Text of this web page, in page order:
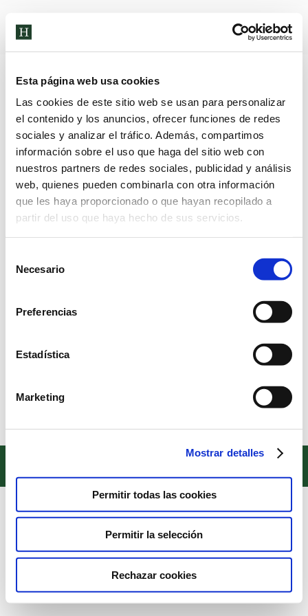
Esta página web usa cookies
Las cookies de este sitio web se usan para personalizar
el contenido y los anuncios, ofrecer funciones de redes
sociales y analizar el tráfico. Además, compartimos
información sobre el uso que haga del sitio web con
nuestros partners de redes sociales, publicidad y análisis
web, quienes pueden combinarla con otra información
que les haya proporcionado o que hayan recopilado a
partir del uso que haya hecho de sus servicios.
Necesario
Preferencias
Estadística
Marketing
Mostrar detalles
Permitir todas las cookies
Permitir la selección
Rechazar cookies
viaje
Noticias Por
Copyright © 2022. Todos los derechos reservados